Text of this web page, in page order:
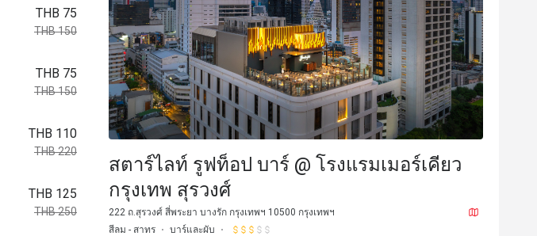
THB 75
THB 150
THB 75
THB 150
THB 110
THB 220
THB 125
THB 250
สตาร์ไลท์ รูฟท็อป บาร์ @ โรงแรมเมอร์เคียว
กรุงเทพ สุรวงศ์
222 ถ.สุรวงศ์ สี่พระยา บางรัก กรุงเทพฯ 10500 กรุงเทพฯ
สีลม - สาทร
บาร์และผับ